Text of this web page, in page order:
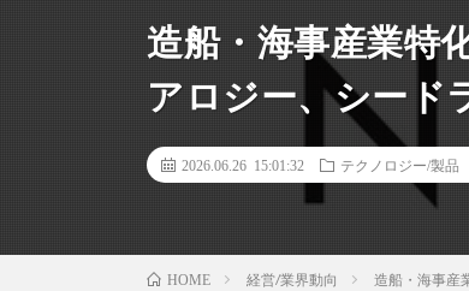
造船・海事産業特
アロジー、シード
2026.06.26 15:01:32 テクノロジー/製品
HOME 経営/業界動向 造船・海事産